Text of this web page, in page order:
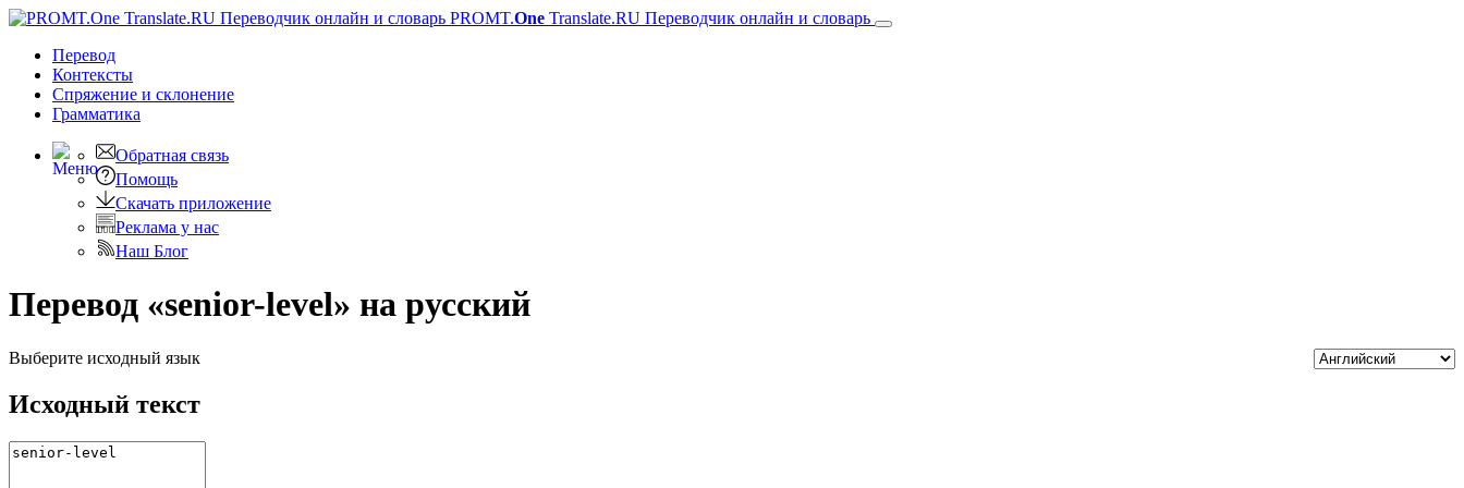
PROMT.One Translate.RU Переводчик онлайн и словарь
Перевод
Контексты
Спряжение и склонение
Грамматика
Обратная связь
Помощь
Скачать приложение
Реклама у нас
Наш Блог
Перевод «senior-level» на русский
Выберите исходный язык
Исходный текст